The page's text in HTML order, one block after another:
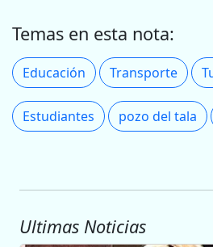
Temas en esta nota:
Educación Transporte
Estudiantes pozo del tala
Ultimas Noticias